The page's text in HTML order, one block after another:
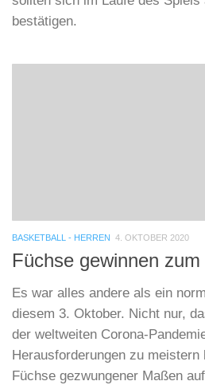
bestätigen.
BASKETBALL - HERREN 4. OKTOBER 2020
Füchse gewinnen
Es war alles andere als ein
diesem 3. Oktober. Nicht nur,
der weltweiten Corona-
Herausforderungen zu
Füchse gezwungener Maßen